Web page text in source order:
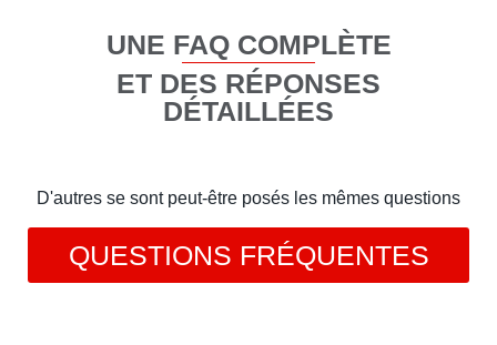
UNE FAQ COMPLÈTE
ET DES RÉPONSES
DÉTAILLÉES
D'autres se sont peut-être posés les mêmes questions
QUESTIONS FRÉQUENTES